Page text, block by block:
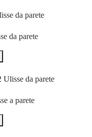
da parete
a parete